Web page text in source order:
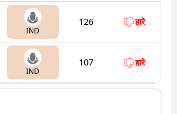
IND
126 हारे
IND
107 हारे